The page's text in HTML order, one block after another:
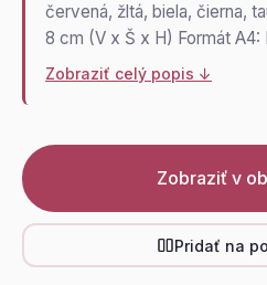
červená, žltá, biela, čierna,
8 cm (V x Š x H) Formát A4:
Zobraziť celý popis ↓
Zobraziť v
Pridať na